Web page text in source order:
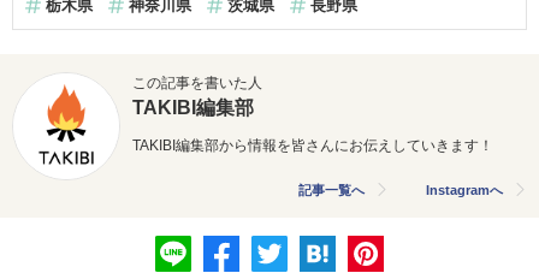
栃木県
神奈川県 茨城県 長野県
この記事を書いた人
TAKIBI編集部
TAKIBI編集部から情報を皆さんにお伝えしていきます！
記事一覧へ Instagramへ